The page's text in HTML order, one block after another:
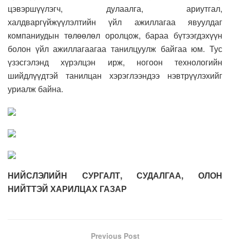
цэвэршүүлэгч, дулаалга, ариутгал,
халдваргүйжүүлэлтийн үйл ажиллагаа явуулдаг
компаниудын төлөөлөл оролцож, бараа бүтээгдэхүүн
болон үйл ажиллагаагаа танилцуулж байгаа юм. Тус
үзэсгэлэнд хүрэлцэн ирж, ногоон технологийн
шийдлүүдтэй танилцан хэрэглээндээ нэвтрүүлэхийг
уриалж байна.
НИЙСЛЭЛИЙН СУРГАЛТ, СУДАЛГАА, ОЛОН
НИЙТТЭЙ ХАРИЛЦАХ ГАЗАР
Previous Post